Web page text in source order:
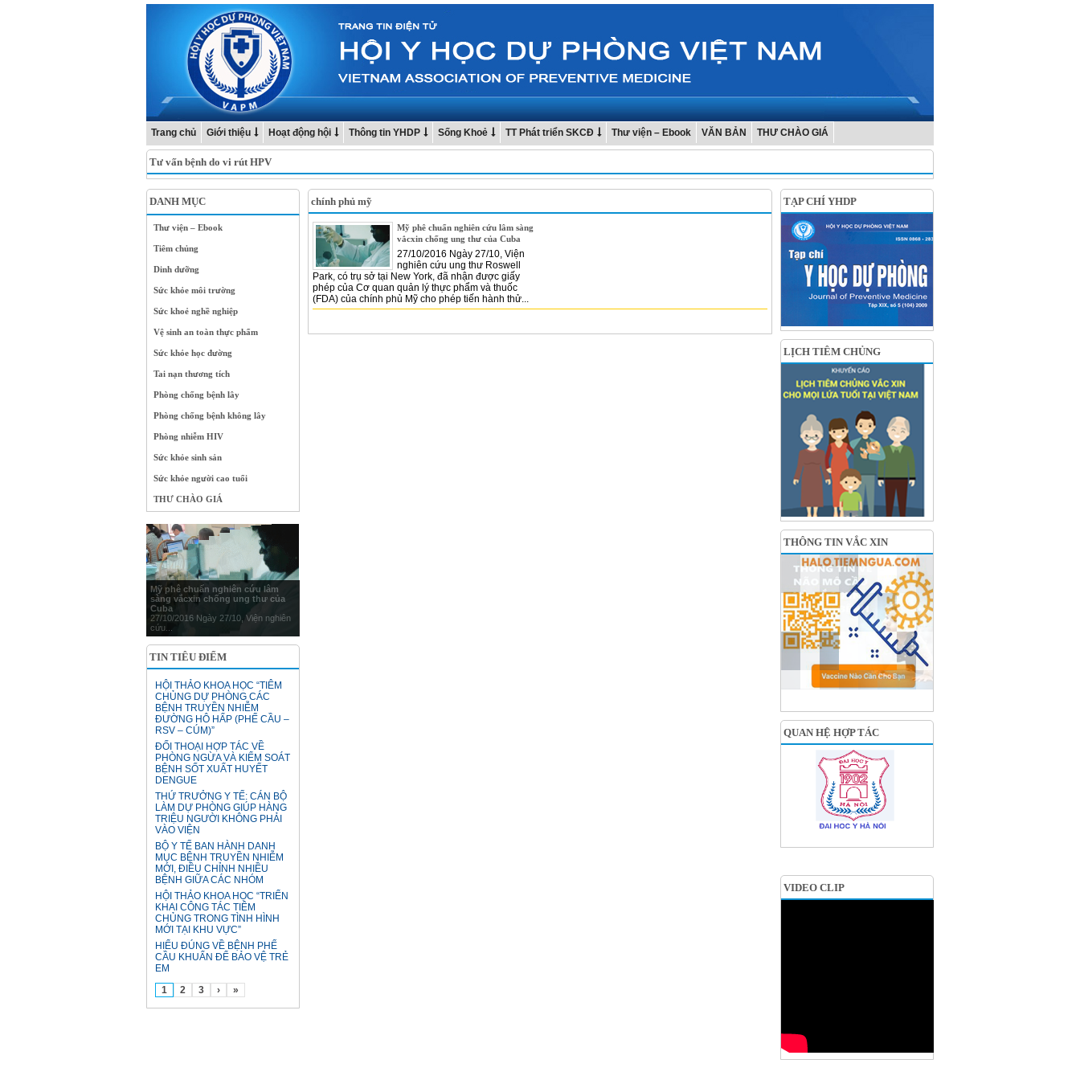
Trang chủ Giới thiệu Hoạt động hội Thông tin YHDP Sống Khoẻ TT Phát triển SKCĐ Thư viện – Ebook VĂN BẢN THƯ CHÀO GIÁ
Tư vấn bệnh do vi rút HPV
DANH MỤC
Thư viện – Ebook
Tiêm chủng
Dinh dưỡng
Sức khỏe môi trường
Sức khoẻ nghề nghiệp
Vệ sinh an toàn thực phẩm
Sức khỏe học đường
Tai nạn thương tích
Phòng chống bệnh lây
Phòng chống bệnh không lây
Phòng nhiễm HIV
Sức khỏe sinh sản
Sức khỏe người cao tuổi
THƯ CHÀO GIÁ
Mỹ phê chuẩn nghiên cứu lâm
sàng vắcxin chống ung thư của
Cuba
27/10/2016 Ngày 27/10, Viện nghiên
cứu...
TIN TIÊU ĐIỂM
HỘI THẢO KHOA HỌC “TIÊM
CHỦNG DỰ PHÒNG CÁC
BỆNH TRUYỀN NHIỄM
ĐƯỜNG HÔ HẤP (PHẾ CẦU –
RSV – CÚM)”
ĐỐI THOẠI HỢP TÁC VỀ
PHÒNG NGỪA VÀ KIỂM SOÁT
BỆNH SỐT XUẤT HUYẾT
DENGUE
THỨ TRƯỞNG Y TẾ: CÁN BỘ
LÀM DỰ PHÒNG GIÚP HÀNG
TRIỆU NGƯỜI KHÔNG PHẢI
VÀO VIỆN
BỘ Y TẾ BAN HÀNH DANH
MỤC BỆNH TRUYỀN NHIỄM
MỚI, ĐIỀU CHỈNH NHIỀU
BỆNH GIỮA CÁC NHÓM
HỘI THẢO KHOA HỌC “TRIỂN
KHAI CÔNG TÁC TIÊM
CHỦNG TRONG TÌNH HÌNH
MỚI TẠI KHU VỰC”
HIỂU ĐÚNG VỀ BỆNH PHẾ
CẦU KHUẨN ĐỂ BẢO VỆ TRẺ
EM
1
2 3 › »
chính phủ mỹ
Mỹ phê chuẩn nghiên cứu lâm sàng
vắcxin chống ung thư của Cuba
27/10/2016 Ngày 27/10, Viện
nghiên cứu ung thư Roswell
Park, có trụ sở tại New York, đã nhận được giấy
phép của Cơ quan quản lý thực phẩm và thuốc
(FDA) của chính phủ Mỹ cho phép tiến hành thử...
TẠP CHÍ YHDP
LỊCH TIÊM CHỦNG
THÔNG TIN VẮC XIN
QUAN HỆ HỢP TÁC
VIDEO CLIP